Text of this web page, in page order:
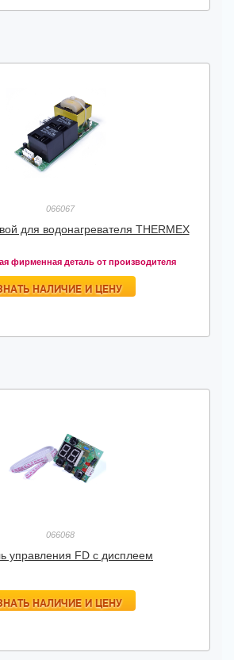
066067
для водонагревателя THERMEX
фирменная деталь от производителя
НАЛИЧИЕ И ЦЕНУ
066068
управления FD с дисплеем
НАЛИЧИЕ И ЦЕНУ